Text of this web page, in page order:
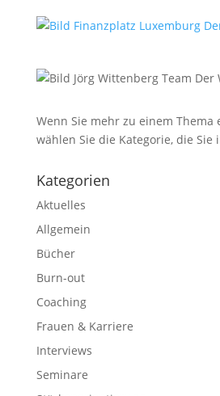
Wenn Sie mehr zu einem Thema
wählen Sie die Kategorie, die Sie
Kategorien
Aktuelles
Allgemein
Bücher
Burn-out
Coaching
Frauen & Karriere
Interviews
Seminare